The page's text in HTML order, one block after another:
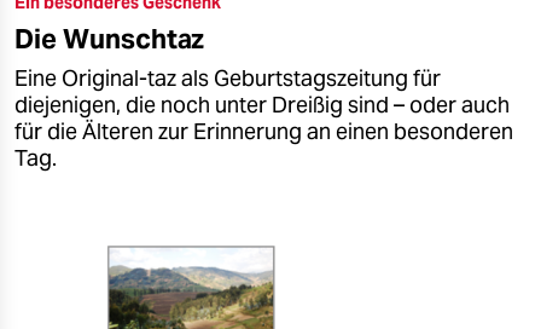
epaper login
Die Wunschtaz
Eine Original-taz als Geburtstagszeitung für
diejenigen, die noch unter Dreißig sind – oder auch
für die Älteren zur Erinnerung an einen besonderen
Tag.